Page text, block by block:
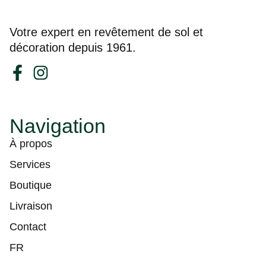
Votre expert en revêtement de sol et
décoration depuis 1961.
Navigation
À propos
Services
Boutique
Livraison
Contact
FR